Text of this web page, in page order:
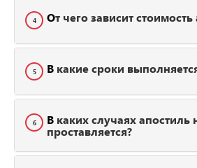
4 От чего зависит
5 В какие сроки
6
В каких случаях апостиль не
проставляется?